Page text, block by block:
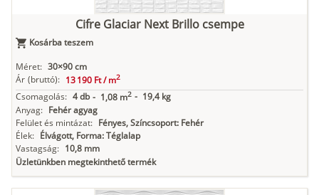
Cifre Glaciar Next Brillo csempe
Kosárba teszem
Méret: 30×90 cm
Ár (bruttó): 13 190 Ft /m2
Csomagolás: 4 db - 1,08 m2 - 19,4 kg
Anyag: Fehér agyag
Felület és mintázat: Fényes, Színcsoport: Fehér
Élek: Élvágott, Forma: Téglalap
Vastagság: 10,8 mm
Üzletünkben megtekinthető termék